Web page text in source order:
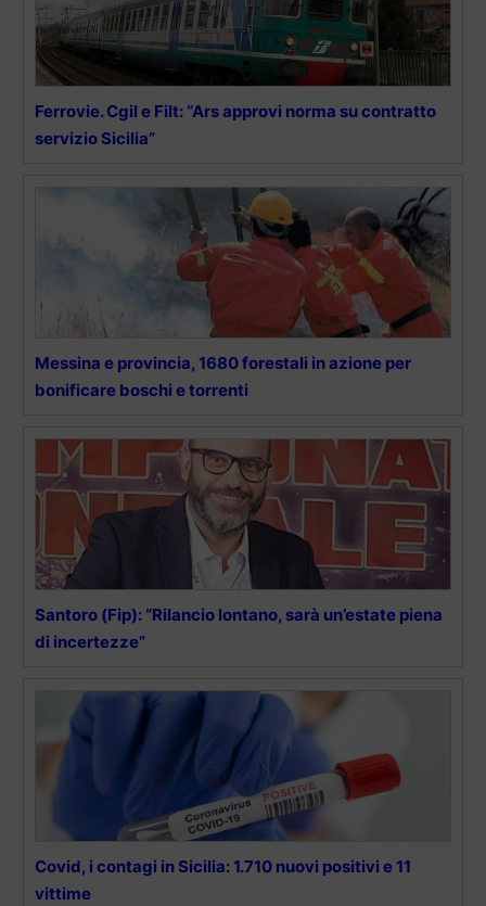
Ferrovie. Cgil e Filt: “Ars approvi norma su contratto
servizio Sicilia”
Messina e provincia, 1680 forestali in azione per
bonificare boschi e torrenti
Santoro (Fip): “Rilancio lontano, sarà un’estate piena
di incertezze”
Covid, i contagi in Sicilia: 1.710 nuovi positivi e 11
vittime